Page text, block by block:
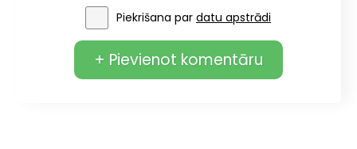
Piekrišana par datu apstrādi
+ Pievienot komentāru